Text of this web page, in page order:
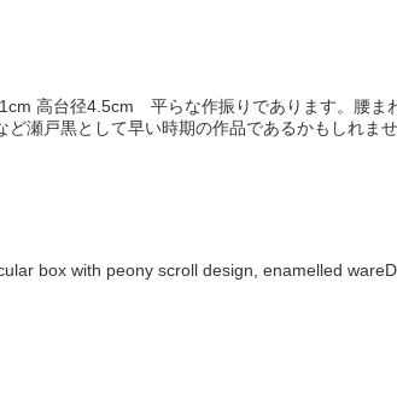
高台径4.5cm 平らな作振りであります。腰ま
瀬戸黒として早い時期の作品であるかもしれませ
box with peony scroll design, enamelled